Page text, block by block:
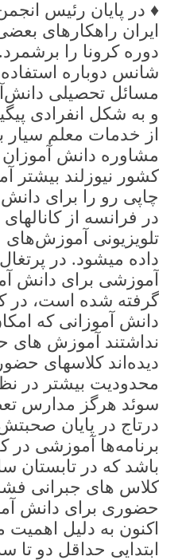
♦️ در پایان رئیس
ایران راهکارهای
دوره کرونا را برشمرد.
شانس دوباره
مسائل تحصیلی
و به شکل انفرادی
از خدمات معلم سیار
مشاوره دانش
کشور نیوزلند بیشتر
چاپی رو را برای
در فرانسه از
تلویزیونی آموزش‌های
داده میشود. در
آموزشی برای دانش
گرفته شده است، در
دانش آموزانی که
نداشتند آموزش های
دیده‌اند کلاسهای
محدودیت بیشتر در
سوئد هرگز مدارس
درتاج در پایان
برنامه‌ها آموزشی در
باشد که در تابستان
کلاس های جبرانی
حضوری برای دانش
اکنون به دلیل
ابتدایی حداقل دو تا